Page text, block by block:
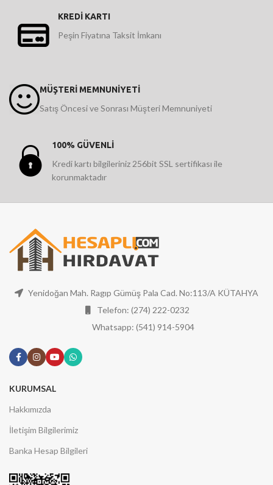
KREDİ KARTI
Peşin Fiyatına Taksit İmkanı
MÜŞTERİ MEMNUNİYETİ
Satış Öncesi ve Sonrası Müşteri Memnuniyeti
100% GÜVENLİ
Kredi kartı bilgileriniz 256bit SSL sertifikası ile
korunmaktadır
Yenidoğan Mah. Ragıp Gümüş Pala Cad. No:113/A KÜTAHYA
Telefon: (274) 222-0232
Whatsapp: (541) 914-5904
KURUMSAL
Hakkımızda
İletişim Bilgilerimiz
Banka Hesap Bilgileri